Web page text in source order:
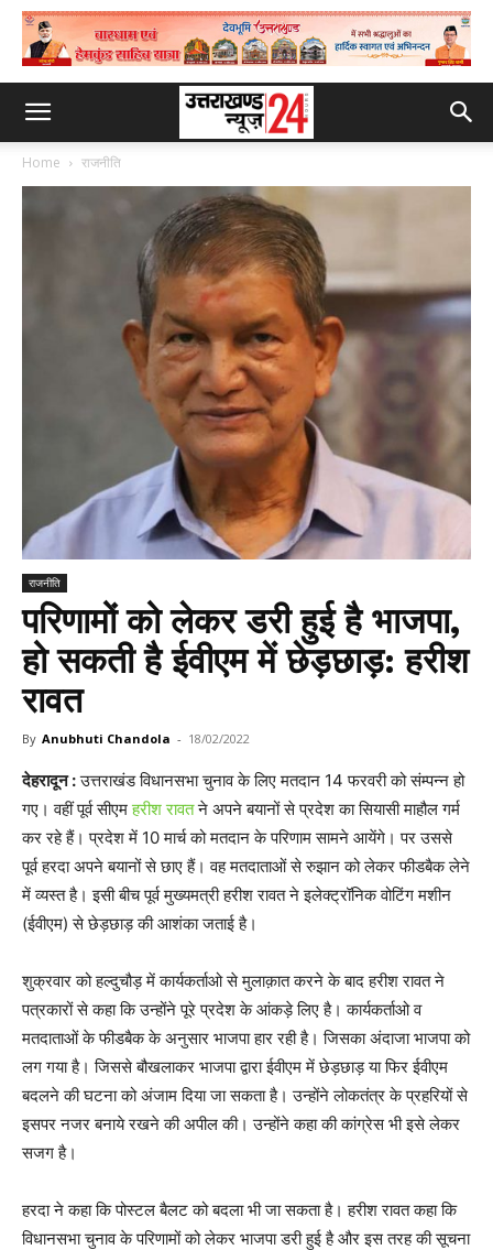
Home राजनीति
राजनीति
परिणामों को लेकर डरी हुई है भाजपा,
हो सकती है ईवीएम में छेड़छाड़: हरीश
रावत
By Anubhuti Chandola - 18/02/2022
देहरादून :उत्तराखंड विधानसभा चुनाव के लिए मतदान 14 फरवरी को संम्पन्न हो
गए। वहीं पूर्व सीएमहरीश रावतने अपने बयानों से प्रदेश का सियासी माहौल गर्म
कर रहे हैं। प्रदेश में 10 मार्च को मतदान के परिणाम सामने आयेंगे। पर उससे
पूर्व हरदा अपने बयानों से छाए हैं। वह मतदाताओं से रुझान को लेकर फीडबैक लेने
में व्यस्त है। इसी बीच पूर्व मुख्यमत्री हरीश रावत ने इलेक्ट्रॉनिक वोटिंग मशीन
(ईवीएम) से छेड़छाड़ की आशंका जताई है।
शुक्रवार को हल्दुचौड़ में कार्यकर्ताओ से मुलाक़ात करने के बाद हरीश रावत ने
पत्रकारों से कहा कि उन्होंने पूरे प्रदेश के आंकड़े लिए है। कार्यकर्ताओ व
मतदाताओं के फीडबैक के अनुसार भाजपा हार रही है। जिसका अंदाजा भाजपा को
लग गया है। जिससे बौखलाकर भाजपा द्वारा ईवीएम में छेड़छाड़ या फिर ईवीएम
बदलने की घटना को अंजाम दिया जा सकता है। उन्होंने लोकतंत्र के प्रहरियों से
इसपर नजर बनाये रखने की अपील की। उन्होंने कहा की कांग्रेस भी इसे लेकर
सजग है।
हरदा ने कहा कि पोस्टल बैलट को बदला भी जा सकता है। हरीश रावत कहा कि
विधानसभा चुनाव के परिणामों को लेकर भाजपा डरी हुई है और इस तरह की सूचना